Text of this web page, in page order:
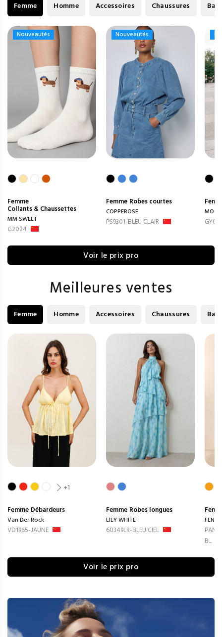
Femme Homme Accessoires Chaussures
Nouveautés
Nouveautés
Femme
Collants & Chaussettes
MM SWEET
G2024
Nouveautés
Nouveautés
Femme Robes courtes
COPPEROSE
PS9301-BLEU CLAIR
Voir le prix pro
Meilleures ventes
Femme Homme Accessoires Chaussures
+1
Femme Débardeurs
Van Der Rock
VD1965-JAUNE
Femme Robes longues
LILY WHITE
60349LR-BLEU CIEL
B...
Voir le prix pro